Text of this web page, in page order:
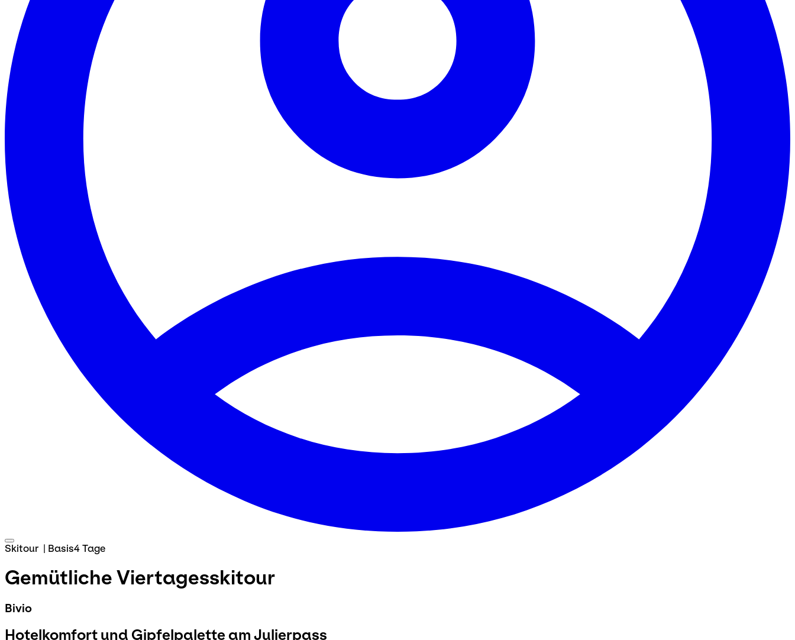
Skitour | Basis4 Tage
Gemütliche Viertagesskitour
Bivio
Hotelkomfort und Gipfelpalette am Julierpass